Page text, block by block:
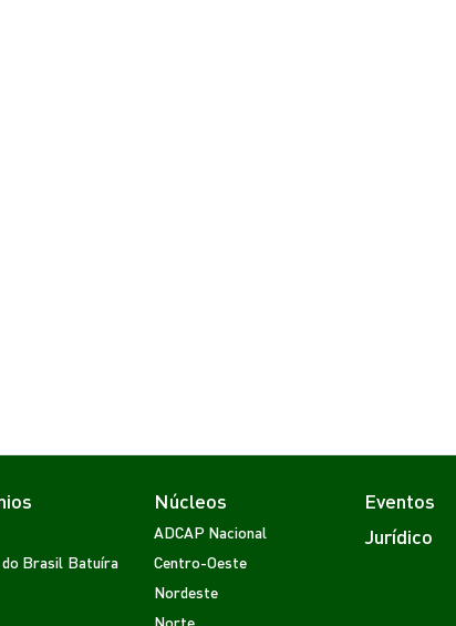
Brasil Batuíra
Núcleos
ADCAP Nacional
Centro-Oeste
Nordeste
Norte
Eventos
Jurídico